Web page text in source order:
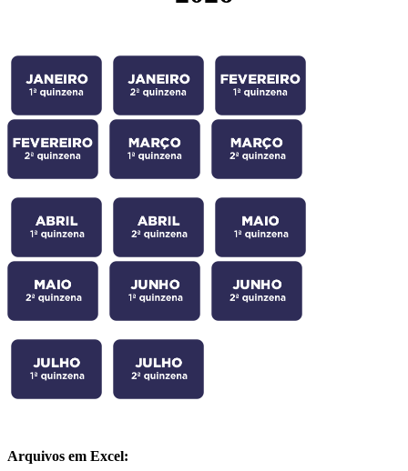
Arquivos em Excel: